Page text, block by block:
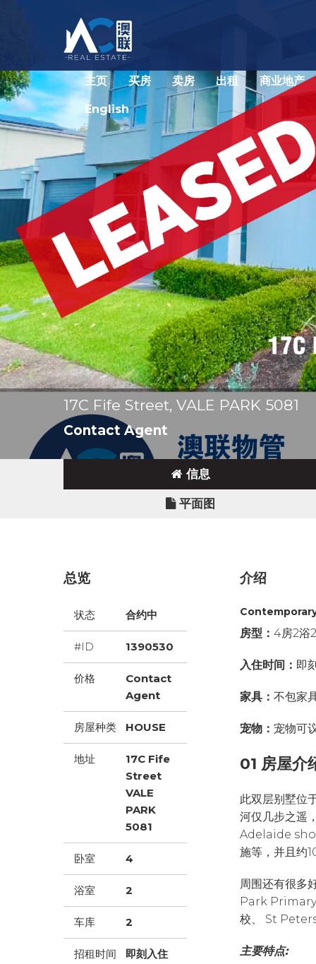
主页 买房 卖房 出租 商业地产
English
17C Fife Street, VALE PARK 5081
Contact Agent
信息
平面图
总览
状态 合约中
#ID 1390530
价格
Contact
Agent
房屋种类 HOUSE
地址
17C Fife
Street
VALE
PARK
5081
卧室 4
浴室 2
车库 2
招租时间 即刻入住
介绍
房型： 4房2浴
入住时间： 即
家具： 不包家
宠物： 宠物可
01 房屋介
此双层别墅
河仅几步之
Adelaide
施等，并且约
周围还有很
Park Primary
校、 St
主要特点: